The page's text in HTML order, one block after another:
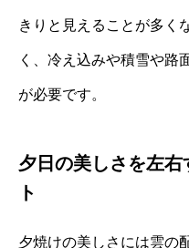
きりと見えることが多く
く、冷え込みや積雪や路
が必要です。
夕日の美しさを左
ト
夕焼けの美しさには雲の